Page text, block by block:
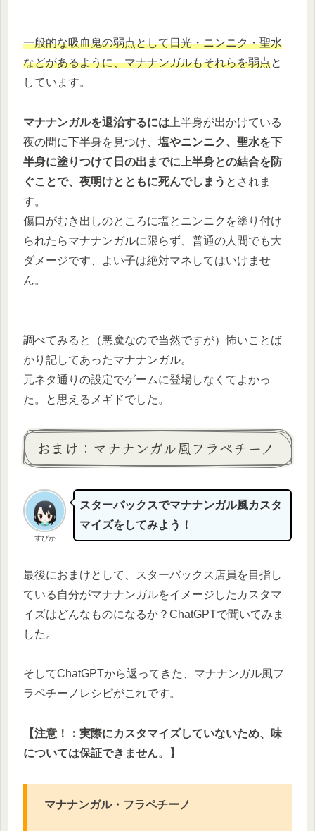
一般的な吸血鬼の弱点として日光・ニンニク・聖水
などがあるように、マナナンガルもそれらを弱点と
しています。
マナナンガルを退治するには 上半身が出かけている
夜の間に下半身を見つけ、 塩やニンニク、聖水を下
半身に塗りつけて日の出までに上半身との結合を防
ぐことで、夜明けとともに死んでしまう とされま
す。
傷口がむき出しのところに塩とニンニクを塗り付け
られたらマナナンガルに限らず、普通の人間でも大
ダメージです、よい子は絶対マネしてはいけませ
ん。
調べてみると（悪魔なので当然ですが）怖いことば
かり記してあったマナナンガル。
元ネタ通りの設定でゲームに登場しなくてよかっ
た。と思えるメギドでした。
おまけ：マナナンガル風フラペチーノ
すぴか
スターバックスでマナナンガル風カスタ
マイズをしてみよう！
最後におまけとして、スターバックス店員を目指し
ている自分がマナナンガルをイメージしたカスタマ
イズはどんなものになるか？ChatGPTで聞いてみま
した。
そしてChatGPTから返ってきた、マナナンガル風フ
ラペチーノレシピがこれです。
【注意！：実際にカスタマイズしていないため、味
については保証できません。】
マナナンガル・フラペチーノ